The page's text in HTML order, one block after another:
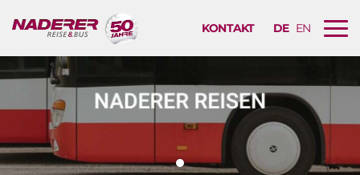
KONTAKT DE EN
B
g
r
e